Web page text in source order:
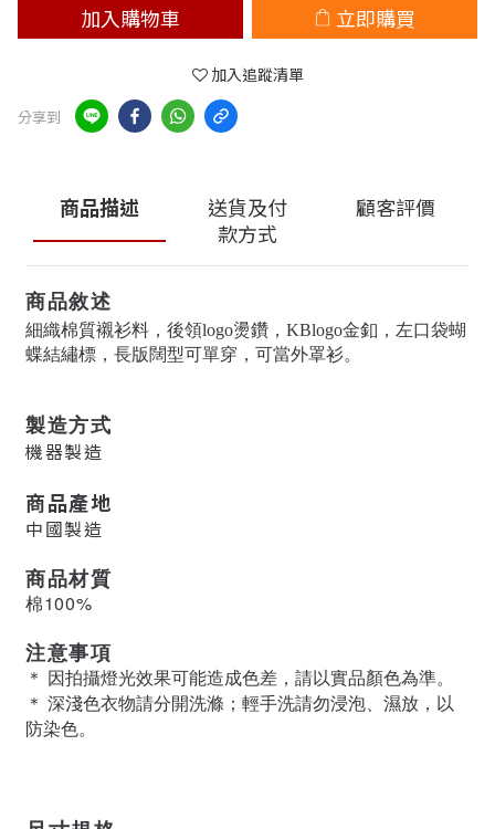
加入購物車 立即購買
加入追蹤清單
分享到
商品描述
送貨及付
款方式
顧客評價
商品敘述
細織棉質襯衫料，後領logo燙鑽，KBlogo金釦，左口袋蝴
蝶結繡標，長版闊型可單穿，可當外罩衫。
製造方式
機器製造
商品產地
中國製造
商品材質
棉100%
注意事項
＊ 因拍攝燈光效果可能造成色差，請以實品顏色為準。
＊ 深淺色衣物請分開洗滌；輕手洗請勿浸泡、濕放，以
防染色。